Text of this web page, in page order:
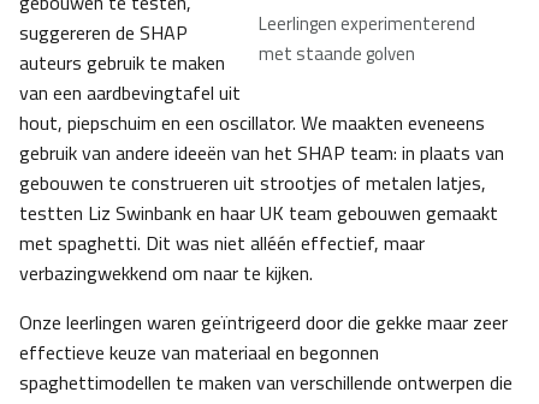
Leerlingen experimenterend
met staande golven
suggereren de SHAP
auteurs gebruik te maken
van een aardbevingtafel uit
hout, piepschuim en een oscillator. We maakten eveneens
gebruik van andere ideeën van het SHAP team: in plaats van
gebouwen te construeren uit strootjes of metalen latjes,
testten Liz Swinbank en haar UK team gebouwen gemaakt
met spaghetti. Dit was niet alléén effectief, maar
verbazingwekkend om naar te kijken.
Onze leerlingen waren geïntrigeerd door die gekke maar zeer
effectieve keuze van materiaal en begonnen
spaghettimodellen te maken van verschillende ontwerpen die